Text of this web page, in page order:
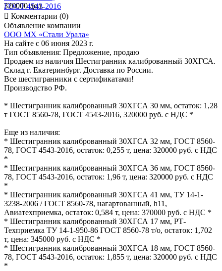
320000 дол.
 Комментарии (0)
Объявление компании
ООО МХ «Стали Урала»
На сайте с 06 июня 2023 г.
Тип объявления: Предложение, продаю
Продаем из наличия Шестигранник калиброванный 30ХГСА.
Склад г. Екатеринбург. Доставка по России.
Все шестигранники с сертификатами!
Производство РФ.
* Шестигранник калиброванный 30ХГСА 30 мм, остаток: 1,28
т ГОСТ 8560-78, ГОСТ 4543-2016, 320000 руб. с НДС *
Еще из наличия:
* Шестигранник калиброванный 30ХГСА 32 мм, ГОСТ 8560-
78, ГОСТ 4543-2016, остаток: 0,255 т, цена: 320000 руб. с НДС
*
* Шестигранник калиброванный 30ХГСА 36 мм, ГОСТ 8560-
78, ГОСТ 4543-2016, остаток: 1,96 т, цена: 320000 руб. с НДС
*
* Шестигранник калиброванный 30ХГСА 41 мм, ТУ 14-1-
3238-2006 / ГОСТ 8560-78, нагартованный, h11,
Авиатехприемка, остаток: 0,584 т, цена: 370000 руб. с НДС *
* Шестигранник калиброванный 30ХГСА 17 мм, РТ-
Техприемка ТУ 14-1-950-86 ГОСТ 8560-78 т/о, остаток: 1,702
т, цена: 345000 руб. с НДС *
* Шестигранник калиброванный 30ХГСА 18 мм, ГОСТ 8560-
78, ГОСТ 4543-2016, остаток: 1,855 т, цена: 320000 руб. с НДС
*